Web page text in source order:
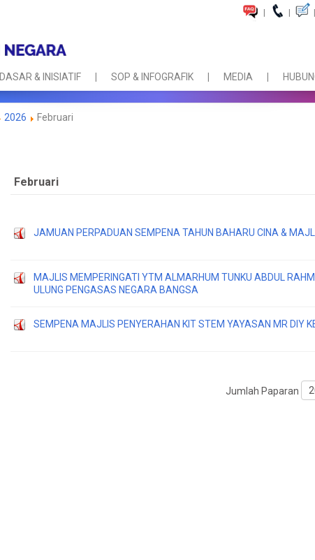
| | |
DASAR & INISIATIF SOP & INFOGRAFIK MEDIA
2026 Februari
Februari
JAMUAN PERPADUAN SEMPENA TAHUN BAHARU CINA &
MAJLIS MEMPERINGATI YTM ALMARHUM TUNKU ABDUL
ULUNG PENGASAS NEGARA BANGSA
SEMPENA MAJLIS PENYERAHAN KIT STEM YAYASAN MR DIY
Jumlah Paparan